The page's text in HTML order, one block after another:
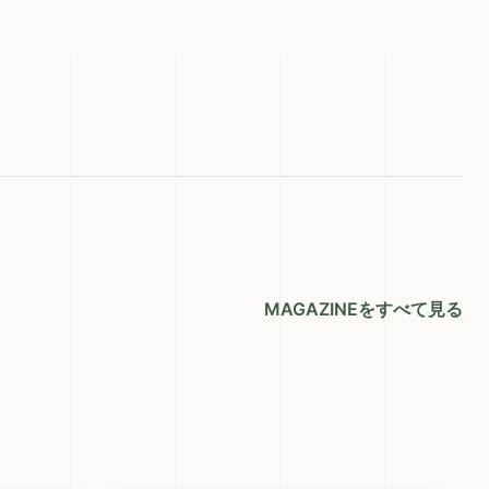
MAGAZINEをすべて見る